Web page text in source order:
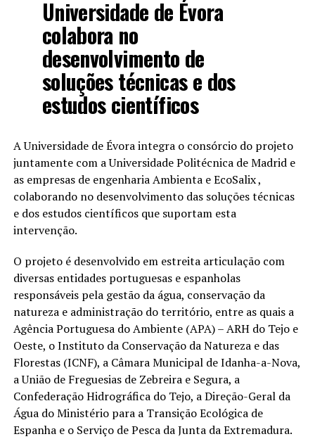
Universidade de Évora
colabora no
desenvolvimento de
soluções técnicas e dos
estudos científicos
A Universidade de Évora integra o consórcio do projeto
juntamente com a Universidade Politécnica de Madrid e
as empresas de engenharia Ambienta e EcoSalix ,
colaborando no desenvolvimento das soluções técnicas
e dos estudos científicos que suportam esta
intervenção.
O projeto é desenvolvido em estreita articulação com
diversas entidades portuguesas e espanholas
responsáveis pela gestão da água, conservação da
natureza e administração do território, entre as quais a
Agência Portuguesa do Ambiente (APA) – ARH do Tejo e
Oeste, o Instituto da Conservação da Natureza e das
Florestas (ICNF), a Câmara Municipal de Idanha-a-Nova,
a União de Freguesias de Zebreira e Segura, a
Confederação Hidrográfica do Tejo, a Direção-Geral da
Água do Ministério para a Transição Ecológica de
Espanha e o Serviço de Pesca da Junta da Extremadura.